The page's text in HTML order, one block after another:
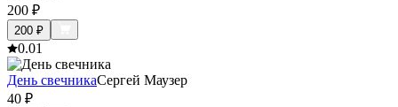
200 ₽
200 ₽
0.01
День свечникаСергей Маузер
40 ₽